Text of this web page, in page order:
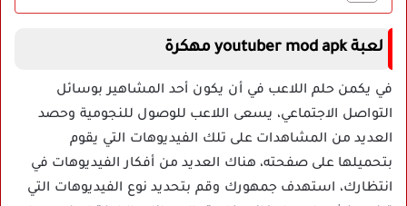
لعبة youtuber mod apk مهكرة
في يكمن حلم اللاعب في أن يكون أحد المشاهير بوسائل
التواصل الاجتماعي، يسعى اللاعب للوصول للنجومية وحصد
العديد من المشاهدات على تلك الفيديوهات التي يقوم
بتحميلها على صفحته، هناك العديد من أفكار الفيديوهات في
انتظارك، استهدف جمهورك وقم بتحديد نوع الفيديوهات التي